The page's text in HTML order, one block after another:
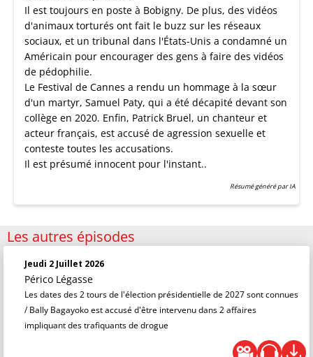
Il est toujours en poste à Bobigny. De plus, des vidéos
d'animaux torturés ont fait le buzz sur les réseaux
sociaux, et un tribunal dans l'États-Unis a condamné un
Américain pour encourager des gens à faire des vidéos
de pédophilie.
Le Festival de Cannes a rendu un hommage à la sœur
d'un martyr, Samuel Paty, qui a été décapité devant son
collège en 2020. Enfin, Patrick Bruel, un chanteur et
acteur français, est accusé de agression sexuelle et
conteste toutes les accusations.
Il est présumé innocent pour l'instant..
Résumé généré par IA
Les autres épisodes
Jeudi 2 Juillet 2026
Périco Légasse
Les dates des 2 tours de l'élection présidentielle de 2027 sont connues
/ Bally Bagayoko est accusé d'être intervenu dans 2 affaires
impliquant des trafiquants de drogue